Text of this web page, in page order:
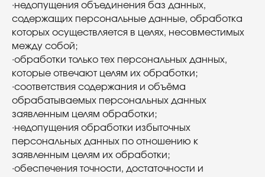
·недопущения объединения баз данных,
содержащих персональные данные, обработка
которых осуществляется в целях, несовместимых
между собой;
·обработки только тех персональных данных,
которые отвечают целям их обработки;
·соответствия содержания и объёма
обрабатываемых персональных данных
заявленным целям обработки;
·недопущения обработки избыточных
персональных данных по отношению к
заявленным целям их обработки;
·обеспечения точности, достаточности и